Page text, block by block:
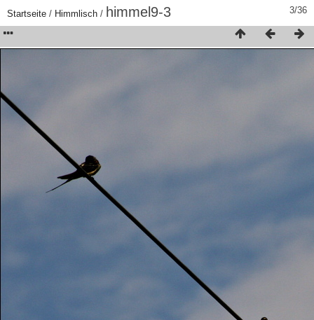
3/36
Startseite / Himmlisch / himmel9-3